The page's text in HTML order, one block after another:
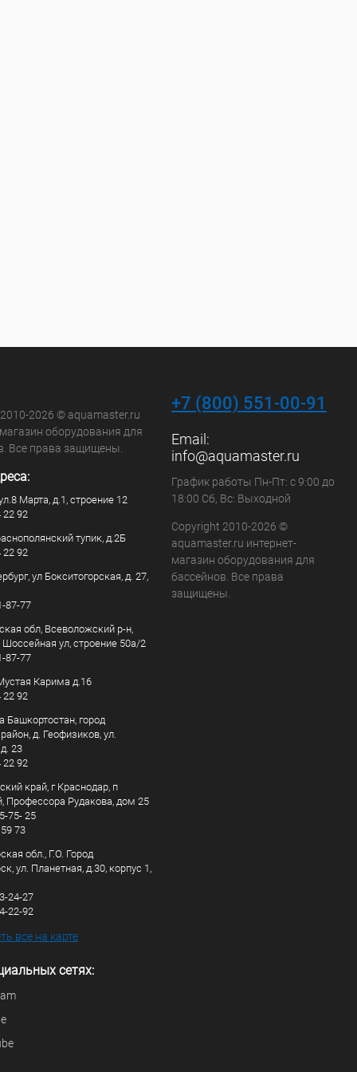
2026 © aquamaster.ru
оборудования для
Все права защищены.
Марта, д.1, строение 12
22 92
тупик, д.2Б
22 92
ул Бокситогорская, д. 27,
87-77
обл, Всеволожский р-н,
Шоссейная ул, строение 50а/2
87-77
Карима д.16
22 92
Башкортостан, город
д. Геофизиков, ул.
23
22 92
край, г Краснодар, п
Профессора Рудакова, дом 25
75- 25
73
обл., Г.О. Город
ул. Планетная, д.30, корпус 1,
24-27
22-92
все на карте
сетях:
+7 (800) 551-00-91
Email:
info@aquamaster.ru
График работы Пн-Пт: с 9:00 до
18:00 Сб, Вс: Выходной
Copyright 2010-2026 ©
aquamaster.ru интернет-
магазин оборудования для
бассейнов. Все права
защищены.